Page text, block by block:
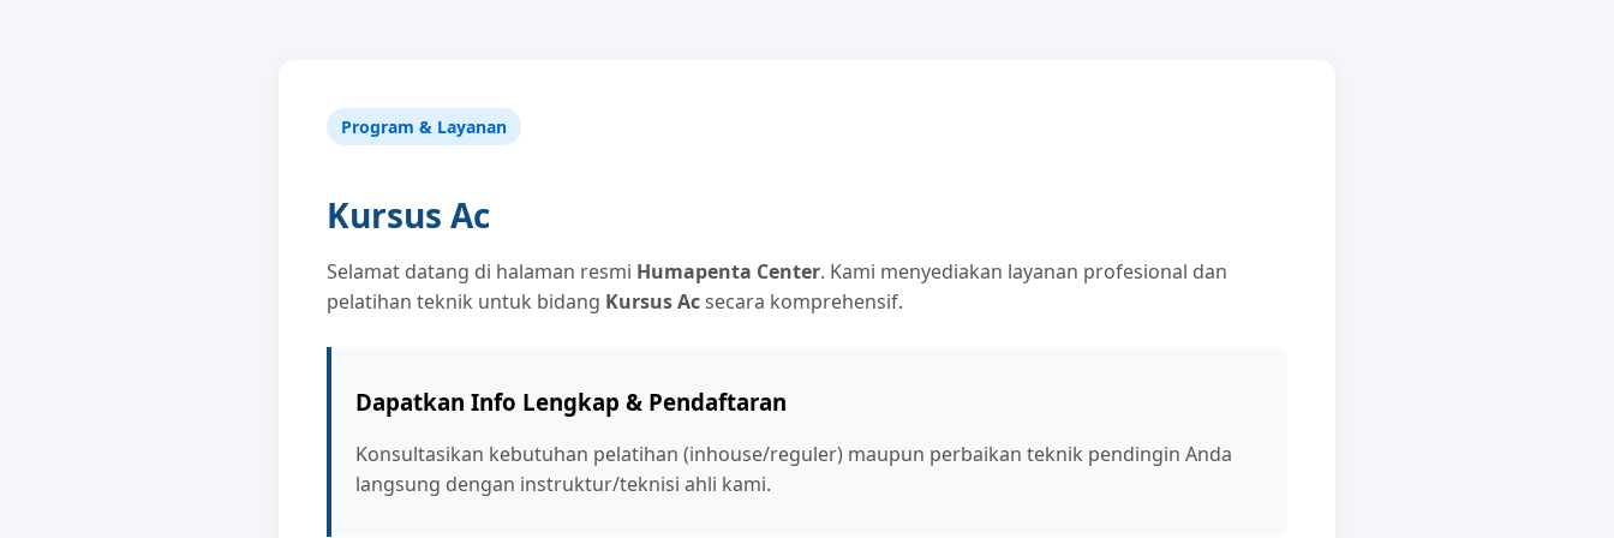
Program & Layanan
Kursus Ac
Selamat datang di halaman resmi Humapenta Center. Kami menyediakan layanan profesional dan
pelatihan teknik untuk bidang Kursus Acsecara komprehensif.
Dapatkan Info Lengkap & Pendaftaran
Konsultasikan kebutuhan pelatihan (inhouse/reguler) maupun perbaikan teknik pendingin Anda
langsung dengan instruktur/teknisi ahli kami.